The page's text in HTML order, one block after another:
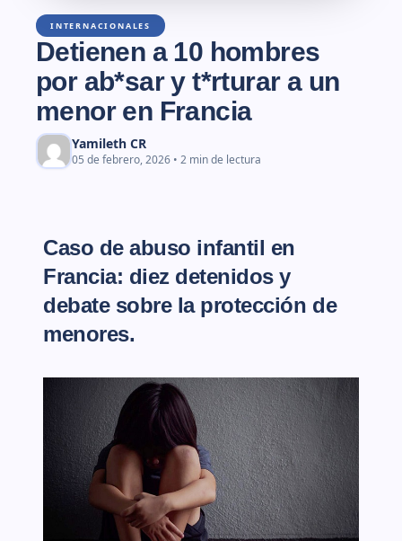
INTERNACIONALES
Detienen a 10 hombres
por ab*sar y t*rturar a un
menor en Francia
Yamileth CR
05 de febrero, 2026 • 2 min de lectura
Caso de abuso infantil en
Francia: diez detenidos y
debate sobre la protección de
menores.